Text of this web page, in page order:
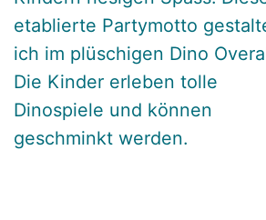
etablierte Partymotto
ich im plüschigen Dino
Die Kinder erleben tolle
Dinospiele und können
geschminkt werden.